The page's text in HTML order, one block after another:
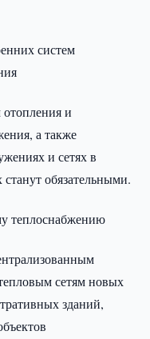
систем
отопления и
а также
и сетях в
обязательными.
теплоснабжению
сетям новых
зданий,